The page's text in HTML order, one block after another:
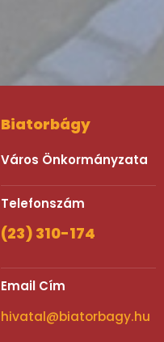
Biatorbágy
Város Önkormányzata
Telefonszám
(23) 310-174
Email Cím
hivatal@biatorbagy.hu